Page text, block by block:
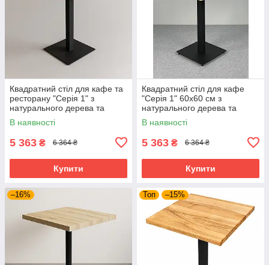
Квадратний стіл для кафе та
ресторану "Серія 1" з
натурального дерева та
металу
В наявності
5 363 ₴ 6 364 ₴
Купити
Квадратний стіл для кафе
"Серія 1" 60х60 см з
натурального дерева та
металу
В наявності
5 363 ₴ 6 364 ₴
Купити
–16% Топ –15%